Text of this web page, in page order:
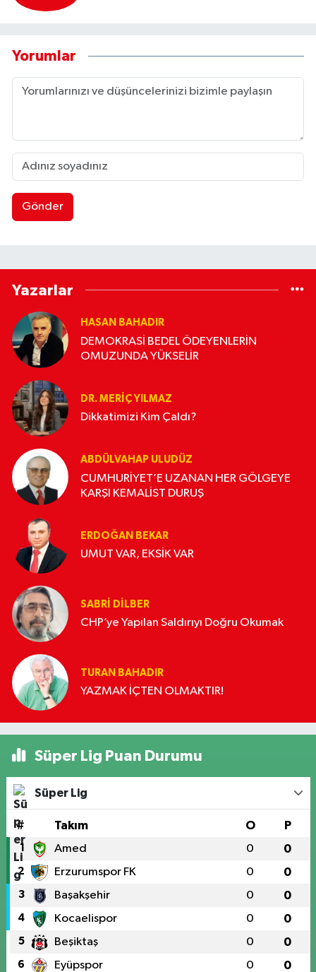
Yorumlar
Gönder
Yazarlar
HASAN BAHADIR
DEMOKRASİ BEDEL ÖDEYENLERİN
OMUZUNDA YÜKSELİR
DR. MERIÇ YILMAZ
Dikkatimizi Kim Çaldı?
ABDÜLVAHAP ULUDÜZ
CUMHURİYET’E UZANAN HER GÖLGEYE
KARŞI KEMALİST DURUŞ
ERDOĞAN BEKAR
UMUT VAR, EKSİK VAR
SABRI DILBER
CHP’ye Yapılan Saldırıyı Doğru Okumak
TURAN BAHADIR
YAZMAK İÇTEN OLMAKTIR!
Süper Lig Puan Durumu
Süper Lig
# Takım O P
1 Amed 0 0
2 Erzurumspor FK 0 0
3 Başakşehir 0 0
4 Kocaelispor 0 0
5 Beşiktaş 0 0
6 Eyüpspor 0 0